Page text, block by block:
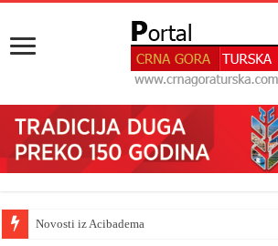
Novosti iz Acibadema